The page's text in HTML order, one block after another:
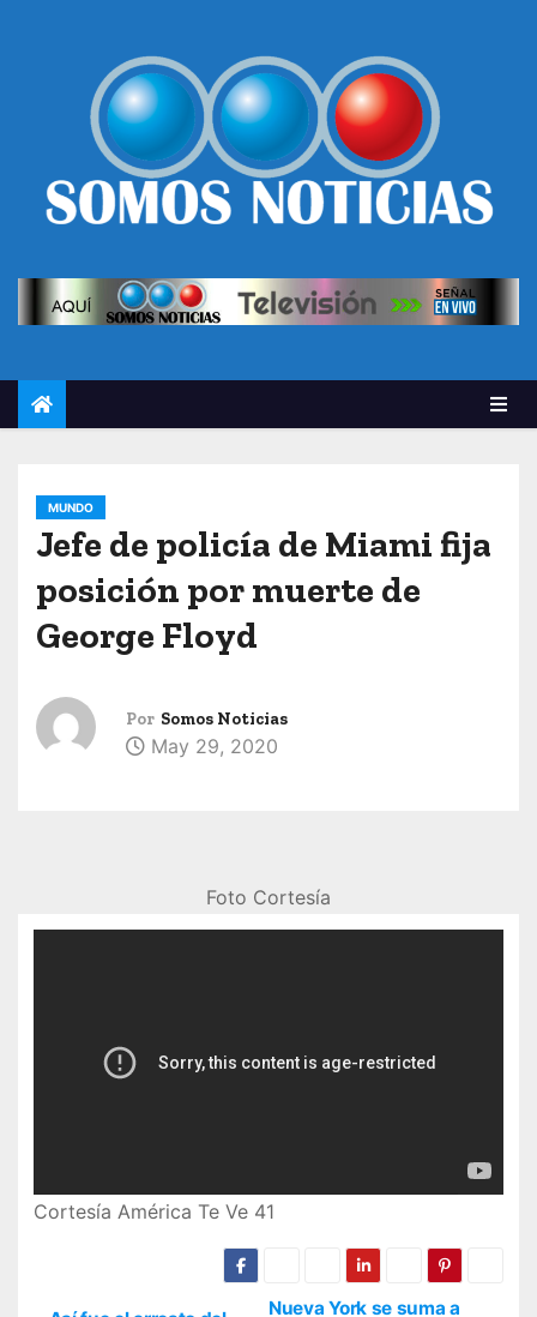
MUNDO
Jefe de policía de Miami fija
posición por muerte de
George Floyd
Por Somos Noticias
May 29, 2020
Foto Cortesía
Cortesía América Te Ve 41
Nueva York se suma a